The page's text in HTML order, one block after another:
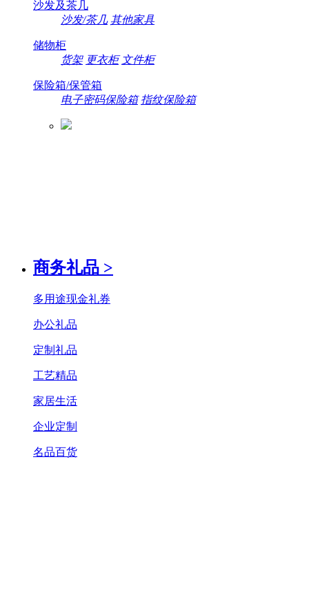
沙发及茶几
沙发/茶几 其他家具
储物柜
货架 更衣柜 文件柜
保险箱/保管箱
电子密码保险箱 指纹保险箱
商务礼品 >
多用途现金礼券
办公礼品
定制礼品
工艺精品
家居生活
企业定制
名品百货